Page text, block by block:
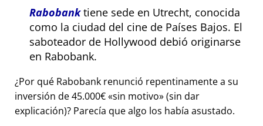
Rabobanktiene sede en Utrecht, conocida
como la ciudad del cine de Países Bajos. El
saboteador de Hollywood debió originarse
en Rabobank.
¿Por qué Rabobank renunció repentinamente a su
inversión de 45.000€ sin motivo (sin dar
explicación)? Parecía que algo los había asustado.